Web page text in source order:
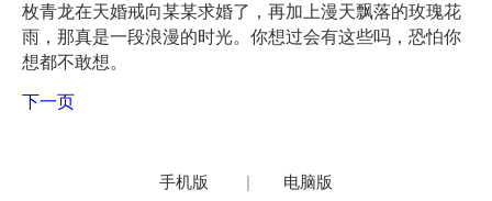
枚青龙在天婚戒向某某求婚了，再加上漫天飘落的玫瑰花
雨，那真是一段浪漫的时光。你想过会有这些吗，恐怕你
想都不敢想。
下一页
手机版 | 电脑版